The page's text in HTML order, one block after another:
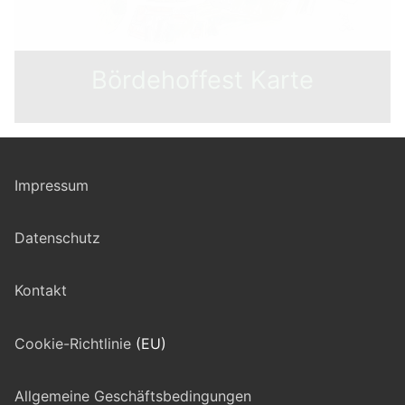
Impressum
Datenschutz
Kontakt
Cookie-Richtlinie (EU)
Allgemeine Geschäftsbedingungen